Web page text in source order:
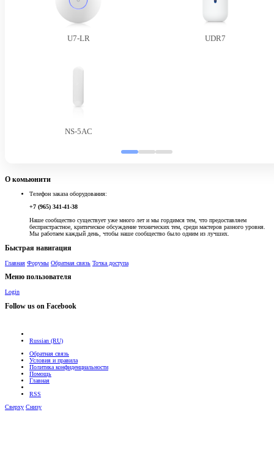
U7-LR UDR7
NS-5AC
О комьюнити
Телефон заказа оборудования:
+7 (965) 341-41-38
Наше сообщество существует уже много лет и мы гордимся тем, что предоставляем
беспристрастное, критическое обсуждение технических тем, среди мастеров разного уровня.
Мы работаем каждый день, чтобы наше сообщество было одним из лучших.
Быстрая навигация
Главная Форумы Обратная связь Точка доступа
Меню пользователя
Login
Follow us on Facebook
Russian (RU)
Обратная связь
Условия и правила
Политика конфиденциальности
Помощь
Главная
RSS
Сверху Снизу